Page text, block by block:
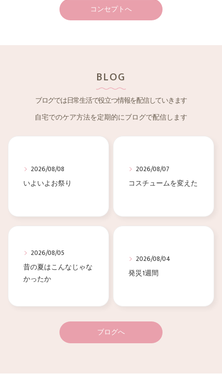
コンセプトへ
ブログでは日常生活で役立つ情報を配信していきます
BLOG
自宅でのケア方法を定期的にブログで配信します
2026/08/08
いよいよお祭り
2026/08/07
コスチュームを変えた
2026/08/05
昔の夏はこんなじゃな
かったか
2026/08/04
発災1週間
ブログへ